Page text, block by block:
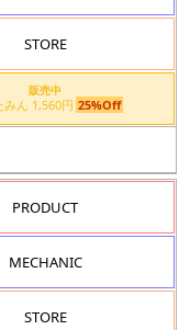
STORE
販売中
でじたみん 1,560円 25%Off
PRODUCT
MECHANIC
STORE